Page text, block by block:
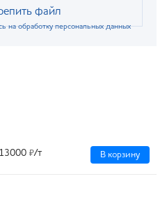
файл
на обработку персональных данных
₽/т В корзину